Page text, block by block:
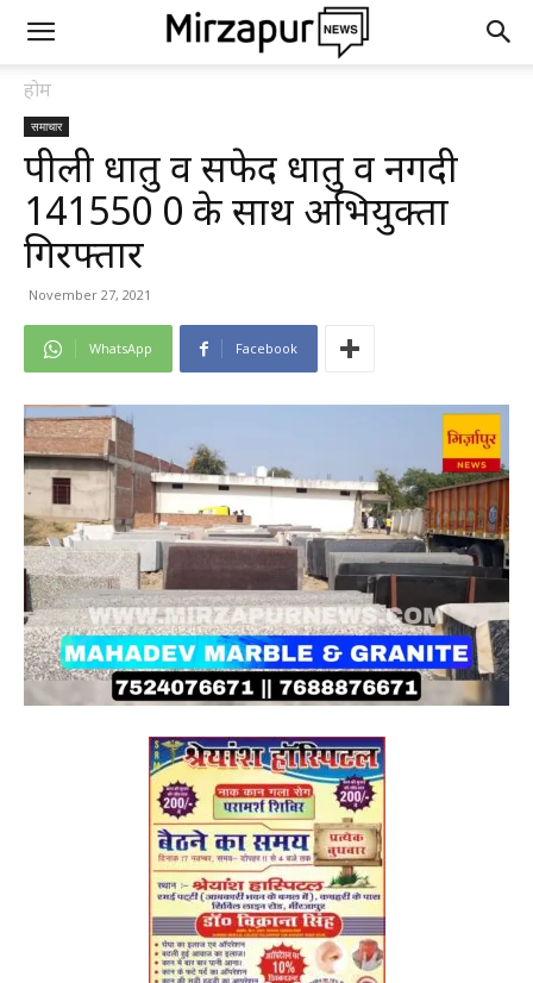
होम
समाचार
पीली धातु व सफेद धातु व नगदी
141550 रू0 के साथ अभियुक्ता
गिरफ्तार
November 27, 2021
WhatsApp Facebook